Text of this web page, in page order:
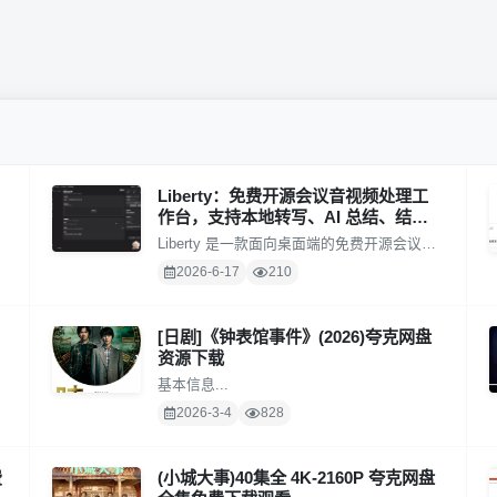
Liberty：免费开源会议音视频处理工
作台，支持本地转写、AI 总结、结果
整理
Liberty 是一款面向桌面端的免费开源会议音
视频处理工作台，围绕"本地转写、AI 总结、
结果整理"完整链路设计...
2026-6-17 210
[日剧]《钟表馆事件》(2026)夸克网盘
资源下载
基本信息...
2026-3-4 828
(小城大事)40集全 4K-2160P 夸克网盘